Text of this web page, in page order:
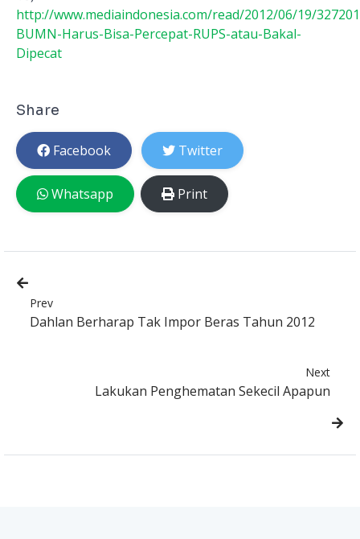
http://www.mediaindonesia.com/read/2012/06/19/
BUMN-Harus-Bisa-Percepat-RUPS-atau-Bakal-
Dipecat
Share
Facebook Twitter
Whatsapp Print
Prev
Dahlan Berharap Tak Impor Beras Tahun 2012
Next
Lakukan Penghematan Sekecil Apapun